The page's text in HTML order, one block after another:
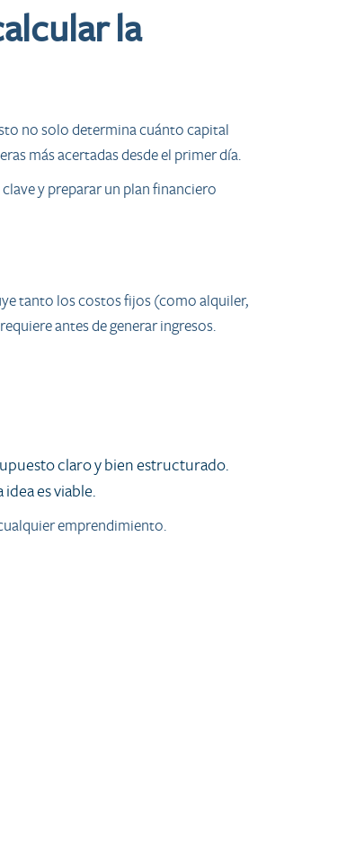
la
no solo determina cuánto capital
más acertadas desde el primer día.
y preparar un plan financiero
tanto los costos fijos (como alquiler,
antes de generar ingresos.
claro y bien estructurado.
es viable.
emprendimiento.